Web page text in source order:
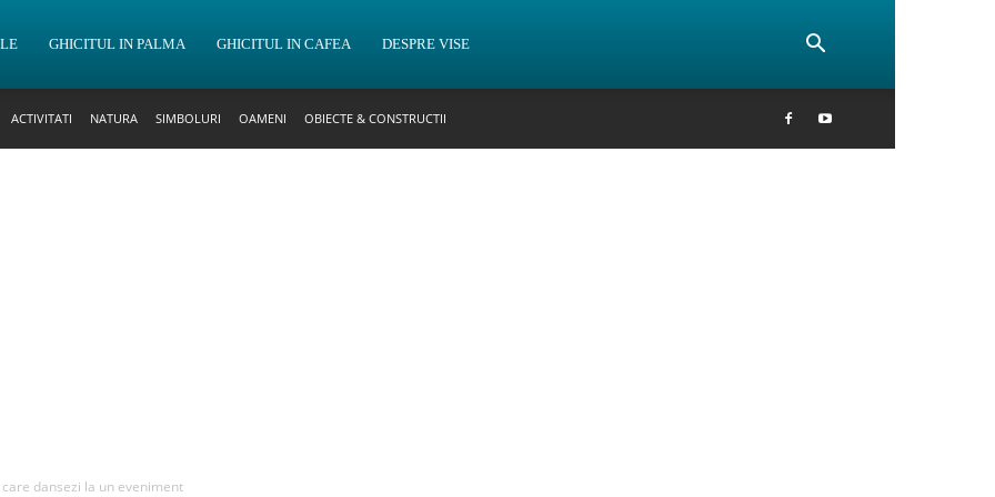
GHICITUL IN PALMA GHICITUL IN CAFEA DESPRE VISE
ACTIVITATI NATURA SIMBOLURI OAMENI OBIECTE & CONSTRUCTII
dansezi la un eveniment